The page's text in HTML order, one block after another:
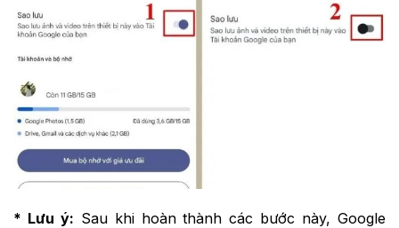
* Lưu ý: Sau khi hoàn thành các bước này, Google